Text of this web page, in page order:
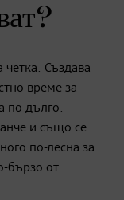
четка. Създава
време за
по-дълго.
и също се
по-лесна за
бързо от